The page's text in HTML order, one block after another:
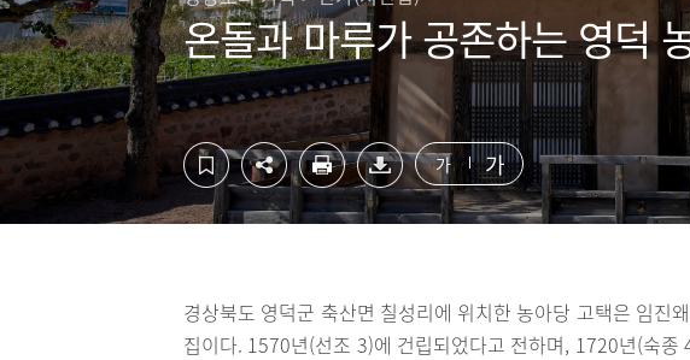
로
가
기
가
기
온돌과 마루가 공존하는 영덕
가 가
경상북도 영덕군 축산면 칠성리에 위치한 농아당 고택은 임진
집이다. 1570년(선조 3)에 건립되었다고 전하며, 1720년(숙